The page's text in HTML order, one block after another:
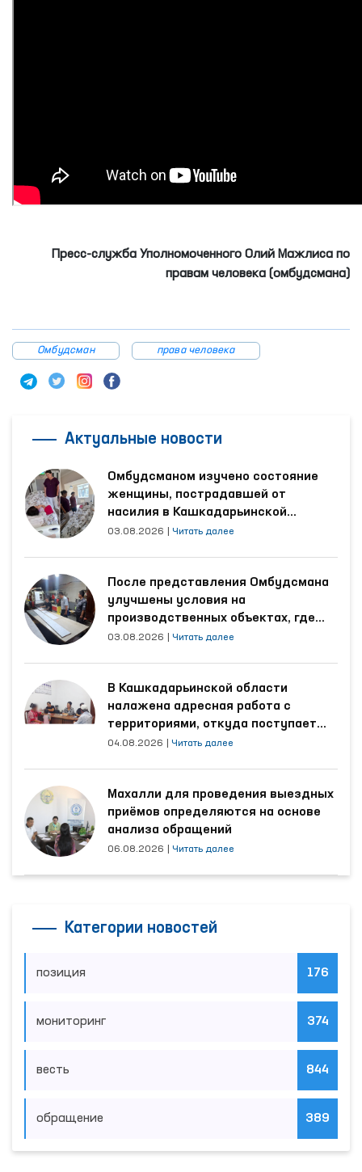
Пресс-служба Уполномоченного Олий Мажлиса по
правам человека (омбудсмана)
Омбудсман права человека
Актуальные новости
Омбудсманом изучено состояние
женщины, пострадавшей от
насилия в Кашкадарьинской
области
03.08.2026 Читать далее
После представления Омбудсмана
улучшены условия на
производственных объектах, где
трудятся осуждённые
03.08.2026 Читать далее
В Кашкадарьинской области
налажена адресная работа с
территориями, откуда поступает
наибольшее количество обращений
04.08.2026 Читать далее
Махалли для проведения выездных
приёмов определяются на основе
анализа обращений
06.08.2026 Читать далее
Категории новостей
позиция 176
мониторинг 374
весть 844
обращение 389